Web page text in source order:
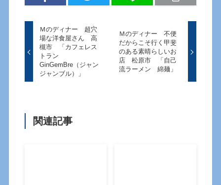
Ｍのディナー 超穴
場な洋食屋さん 高
槻市 「カフェレス
トラン
GinGemBre（ジャン
ジャンブル）」
Ｍのディナー 不便
だからこそ行く甲斐
のある素晴らしいお
店 松原市 「自己
流ラーメン 綿麺」
関連記事